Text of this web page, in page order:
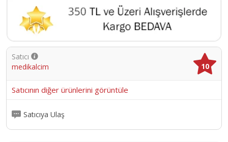
Satıcı
medikalcim
10
Satıcının diğer ürünlerini görüntüle
Satıcıya Ulaş